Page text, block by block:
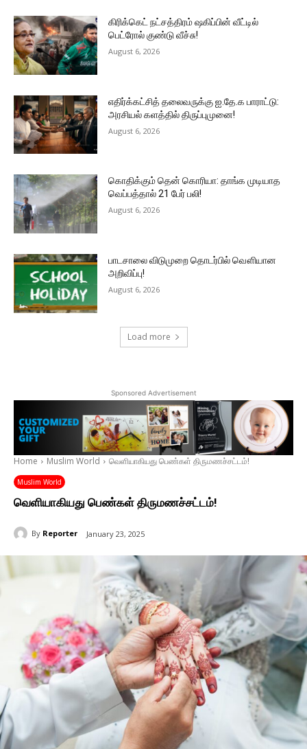
கிரிக்கெட் நட்சத்திரம் ஷகிப்பின் வீட்டில்
பெட்ரோல் குண்டு வீச்சு!
August 6, 2026
எதிர்க்கட்சித் தலைவருக்கு ஐ.தே.க பாராட்டு:
அரசியல் களத்தில் திருப்புமுனை!
August 6, 2026
கொதிக்கும் தென் கொரியா: தாங்க முடியாத
வெப்பத்தால் 21 பேர் பலி!
August 6, 2026
பாடசாலை விடுமுறை தொடர்பில் வௌியான
அறிவிப்பு!
August 6, 2026
Load more